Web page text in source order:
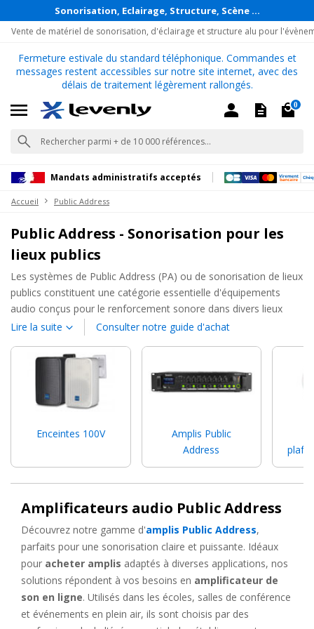
Sonorisation, Eclairage, Structure, Scène ...
Vente de matériel de sonorisation, d'éclairage et structure alu pour
Fermeture estivale du standard téléphonique. Commandes et
messages restent accessibles sur notre site internet, avec des
délais de traitement légèrement rallongés.
0
Mandats administratifs acceptés
Accueil Public Address
Public Address - Sonorisation pour les
lieux publics
Les systèmes de Public Address (PA) ou de sonorisation de lieux
publics constituent une catégorie essentielle d'équipements
audio conçus pour le renforcement sonore dans divers lieux
publics. Qu'il s'agisse de diffuser des messages d'urgence dans
et d'animations extérieures, les systèmes de PA sont
fondamentaux pour une communication efficace et des
protocoles de sécurité renforcés.
porter clairement le son sur degrandes étendues,
garantissant que chaque message soit entendu de manière
nette et précise. Que ce soit pour des annonces quotidiennes ou
des alertes d'urgence, un système dePublic Address fiable
est indispensable.
Pour des solutions spécifiques, envisagez d'explorer notre
gamme d' Enceintes Public Address , conçues pour offrir une
Lire la suite Consulter notre guide d'achat
Enceintes 100V
Amplis Public
Address
Amplificateurs audio Public Address
Découvrez notre gamme d'amplis Public Address,
parfaits pour une sonorisation claire et puissante. Idéaux
pour acheter amplis adaptés à diverses applications, nos
solutions répondent à vos besoins en amplificateur de
son en ligne. Utilisés dans les écoles, salles de conférence
et événements en plein air, ils sont choisis par des